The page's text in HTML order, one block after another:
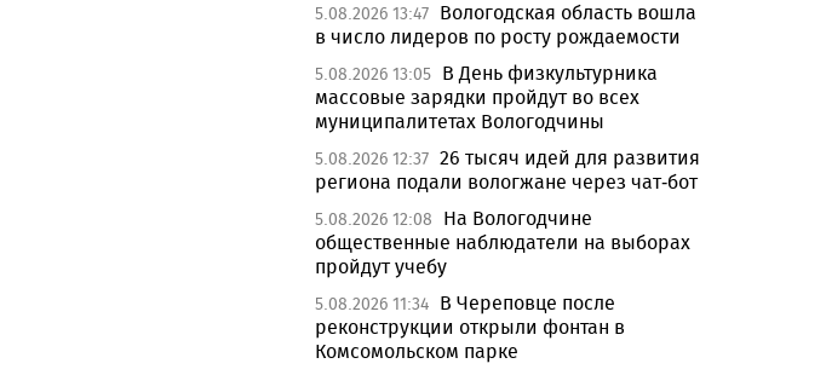
5.08.2026 13:47 Вологодская область вошла
в число лидеров по росту рождаемости
5.08.2026 13:05 В День физкультурника
массовые зарядки пройдут во всех
муниципалитетах Вологодчины
5.08.2026 12:37 26 тысяч идей для развития
региона подали вологжане через чат-бот
5.08.2026 12:08
На Вологодчине
общественные наблюдатели на выборах
пройдут учебу
5.08.2026 11:34 В Череповце после
реконструкции открыли фонтан в
Комсомольском парке